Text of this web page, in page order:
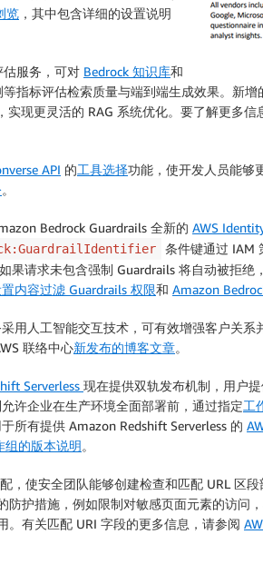
览 ，其中包含详细的设置说明
估服务，可对 Bedrock 知识库和
指标评估检索质量与端到端生成效果。新
，实现更灵活的 RAG 系统优化。要了解更多信
API 的工具选择功能，使开发人员能够
。
Bedrock Guardrails 全新的 AWS
条件键通过 IAM
请求未包含强制 Guardrails 将自动被拒
内容过滤 Guardrails 权限和 Amazon
用人工智能交互技术，可有效增强客户关
联络中心新发布的博客文章。
Serverless 现在提供双轨发布机制，用户
许企业在生产环境全面部署前，通过指定工
所有提供 Amazon Redshift Serverless 的
组的版本说明。
，使安全团队能够创建检查和匹配 URL 区
护措施，例如限制对敏感页面元素的访问
。有关匹配 URI 字段的更多信息，请参阅